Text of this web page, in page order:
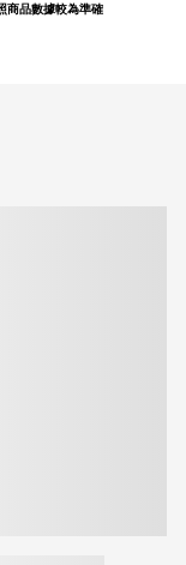
商品數據較為準確